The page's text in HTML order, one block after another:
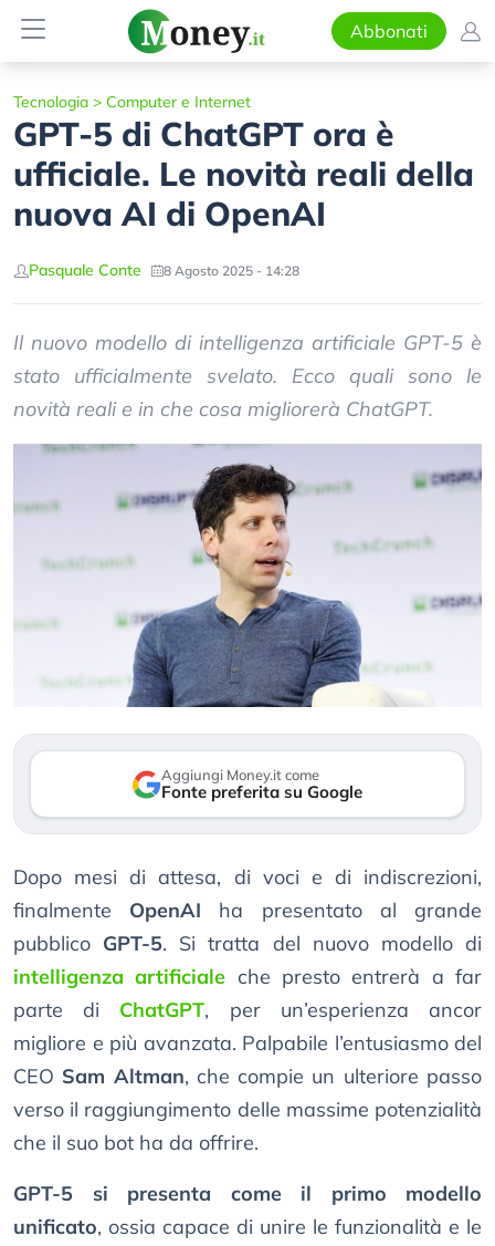
Abbonati
Tecnologia > Computer e Internet
GPT-5 di ChatGPT ora è
ufficiale. Le novità reali della
nuova AI di OpenAI
Pasquale Conte 8 Agosto 2025 - 14:28
Il nuovo modello di intelligenza artificiale GPT-5 è
stato ufficialmente svelato. Ecco quali sono le
novità reali e in che cosa migliorerà ChatGPT.
Aggiungi Money.it come
Fonte preferita su Google
Dopo mesi di attesa, di voci e di indiscrezioni,
finalmente OpenAI ha presentato al grande
pubblico GPT-5. Si tratta del nuovo modello di
intelligenza artificiale che presto entrerà a far
parte di ChatGPT, per un’esperienza ancor
migliore e più avanzata. Palpabile l’entusiasmo del
CEO Sam Altman, che compie un ulteriore passo
verso il raggiungimento delle massime potenzialità
che il suo bot ha da offrire.
GPT-5 si presenta come il primo modello
unificato, ossia capace di unire le funzionalità e le